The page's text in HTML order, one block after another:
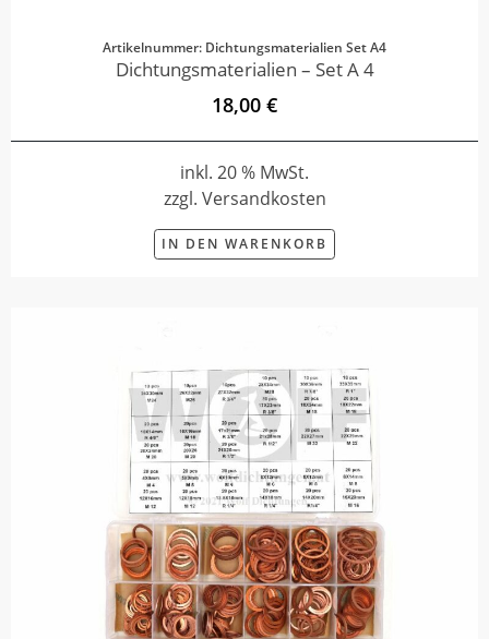
Artikelnummer: Dichtungsmaterialien Set A4
Dichtungsmaterialien – Set A 4
18,00 €
inkl. 20 % MwSt.
zzgl. Versandkosten
IN DEN WARENKORB